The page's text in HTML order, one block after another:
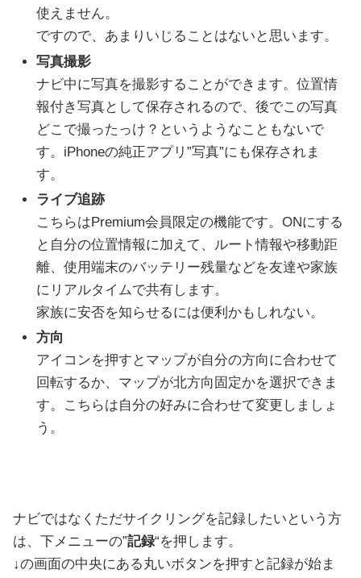
使えません。
ですので、あまりいじることはないと思います。
写真撮影
ナビ中に写真を撮影することができます。位置情
報付き写真として保存されるので、後でこの写真
どこで撮ったっけ？というようなこともないで
す。iPhoneの純正アプリ”写真”にも保存されま
す。
ライブ追跡
こちらはPremium会員限定の機能です。ONにする
と自分の位置情報に加えて、ルート情報や移動距
離、使用端末のバッテリー残量などを友達や家族
にリアルタイムで共有します。
家族に安否を知らせるには便利かもしれない。
方向
アイコンを押すとマップが自分の方向に合わせて
回転するか、マップが北方向固定かを選択できま
す。こちらは自分の好みに合わせて変更しましょ
う。
ナビではなくただサイクリングを記録したいという方
は、下メニューの”記録“を押します。
↓の画面の中央にある丸いボタンを押すと記録が始ま